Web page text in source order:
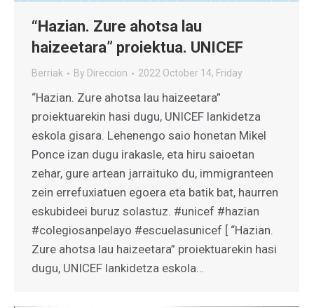
“Hazian. Zure ahotsa lau
haizeetara” proiektua. UNICEF
Berriak By Direccion 2022 October 14, Friday
“Hazian. Zure ahotsa lau haizeetara”
proiektuarekin hasi dugu, UNICEF lankidetza
eskola gisara. Lehenengo saio honetan Mikel
Ponce izan dugu irakasle, eta hiru saioetan
zehar, gure artean jarraituko du, immigranteen
zein errefuxiatuen egoera eta batik bat, haurren
eskubideei buruz solastuz. #unicef #hazian
#colegiosanpelayo #escuelasunicef [ “Hazian.
Zure ahotsa lau haizeetara” proiektuarekin hasi
dugu, UNICEF lankidetza eskola…